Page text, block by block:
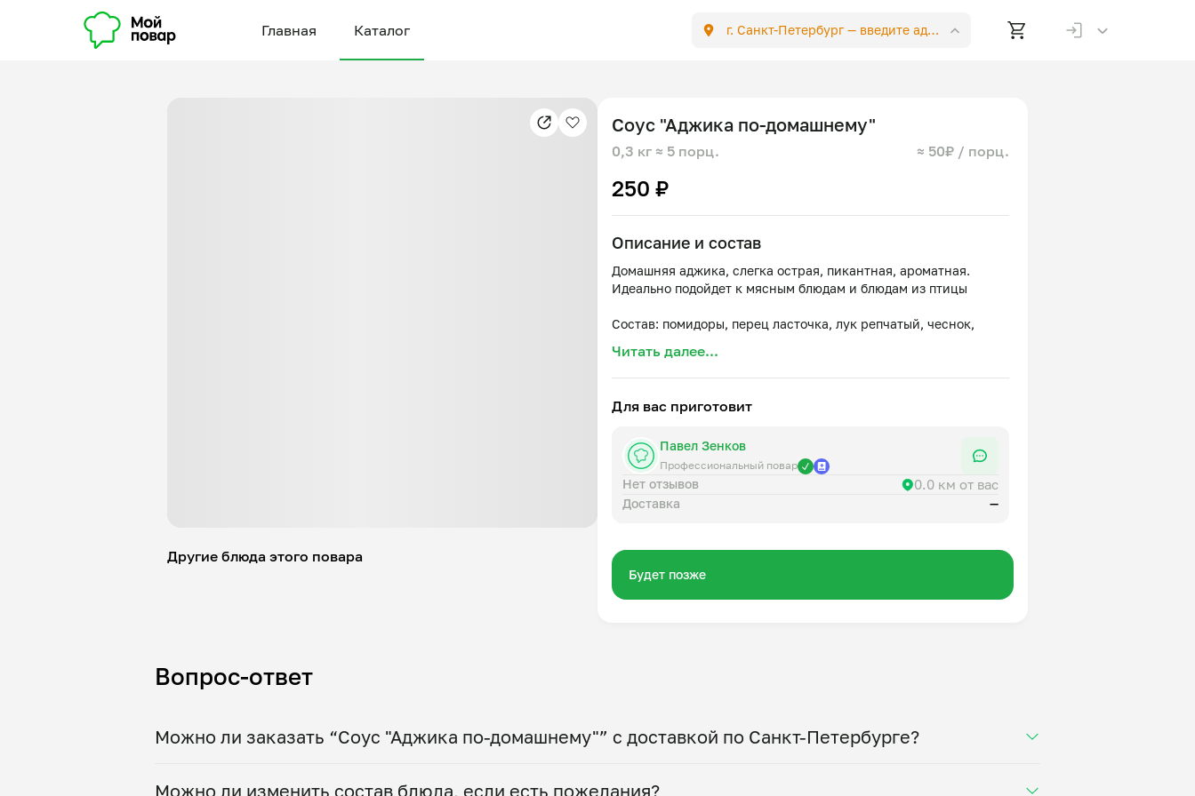
Главная Каталог г. Санкт-Петербург —введите адрес
Другие блюда этого повара
Соус "Аджика по-домашнему"
0,3 кг ≈ 5 порц. ≈ 50₽ / порц.
250 ₽
Описание и состав
Домашняя аджика, слегка острая, пикантная, ароматная.
Идеально подойдет к мясным блюдам и блюдам из птицы
Состав: помидоры, перец ласточка, лук репчатый, чеснок,
Читать далее...
Для вас приготовит
Павел Зенков
Профессиональный повар
Нет отзывов 0.0 км от вас
Доставка —
Будет позже
Вопрос-ответ
Можно ли заказать “Соус "Аджика по-домашнему"” с доставкой по Санкт-Петербурге?
Можно ли изменить состав блюда, если есть пожелания?